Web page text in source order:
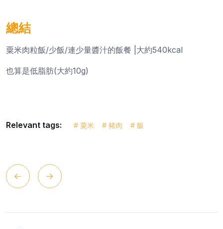
總結
粟米肉粒飯/少飯/連少量醬汁的飯餐 |大約540kcal
也算是低脂肪(大約10g)
Relevant tags: # 粟米 # 豬肉 # 飯